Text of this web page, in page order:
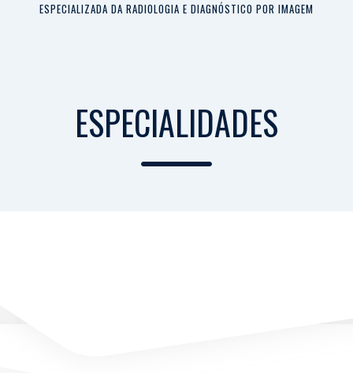
ESPECIALIZADA DA RADIOLOGIA E DIAGNÓSTICO POR IMAGEM
ESPECIALIDADES